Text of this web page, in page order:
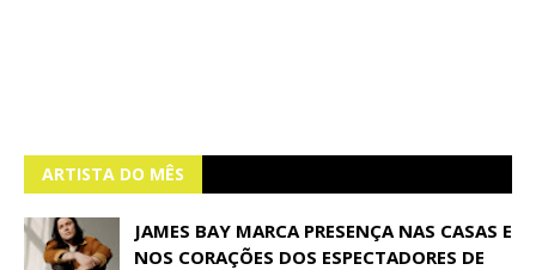
ARTISTA DO MÊS
JAMES BAY MARCA PRESENÇA NAS CASAS E
NOS CORAÇÕES DOS ESPECTADORES DE